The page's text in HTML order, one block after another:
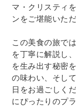
マ・クリスティ
ンをご堪能いただ
この美食の旅で
を丁寧に解説し
を生み出す秘密
の味わい、そし
日をお過ごしく
にぴったりのプラ